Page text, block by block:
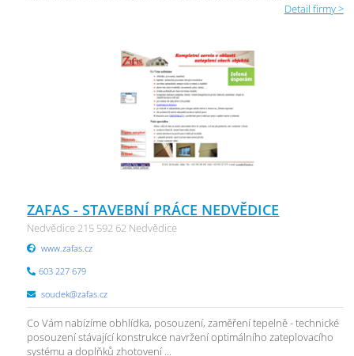
Detail firmy >
ZAFAS - STAVEBNÍ PRÁCE NEDVĚDICE
Nedvědice 215 592 62 Nedvědice
www.zafas.cz
603 227 679
soudek@zafas.cz
Co Vám nabízíme obhlídka, posouzení, zaměření tepelně - technické
posouzení stávající konstrukce navržení optimálního zateplovacího
systému a doplňků zhotovení ...